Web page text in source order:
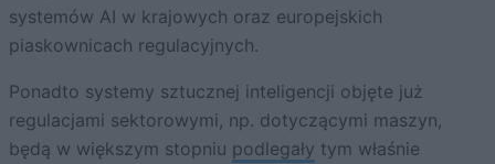
systemów AI w krajowych oraz europejskich
piaskownicach regulacyjnych.
Ponadto systemy sztucznej inteligencji objęte już
regulacjami sektorowymi, np. dotyczącymi maszyn,
będą w większym stopniu podlegały tym właśnie